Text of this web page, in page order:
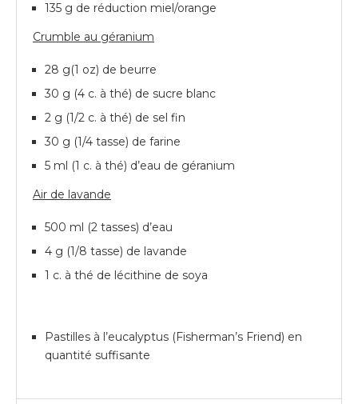
135 g de réduction miel/orange
Crumble au géranium
28 g(1 oz) de beurre
30 g (4 c. à thé) de sucre blanc
2 g (1/2 c. à thé) de sel fin
30 g (1/4 tasse) de farine
5 ml (1 c. à thé) d’eau de géranium
Air de lavande
500 ml (2 tasses) d’eau
4 g (1/8 tasse) de lavande
1 c. à thé de lécithine de soya
Pastilles à l’eucalyptus (Fisherman’s Friend) en
quantité suffisante